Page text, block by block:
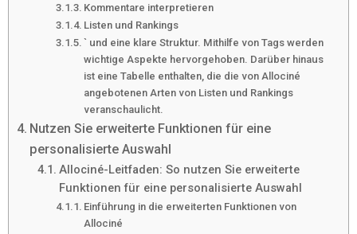
Kommentare interpretieren
Listen und Rankings
` und eine klare Struktur. Mithilfe von Tags werden
wichtige Aspekte hervorgehoben. Darüber hinaus
ist eine Tabelle enthalten, die die von Allociné
angebotenen Arten von Listen und Rankings
veranschaulicht.
Nutzen Sie erweiterte Funktionen für eine
personalisierte Auswahl
Allociné-Leitfaden: So nutzen Sie erweiterte
Funktionen für eine personalisierte Auswahl
Einführung in die erweiterten Funktionen von
Allociné